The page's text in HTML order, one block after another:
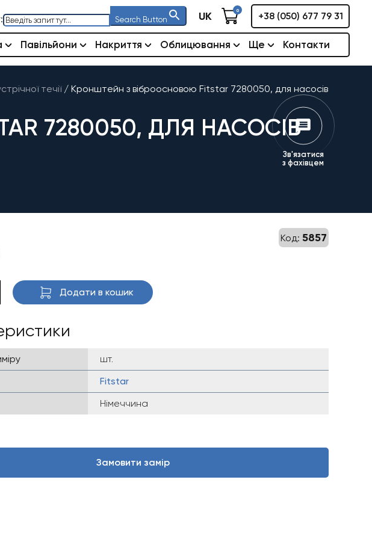
Search Button UK 0
+38 (050) 677 79 31
Павільйони Накриття Облицювання Ще Контакти
течії/ Кронштейн з віброосновою Fitstar 7280050, для насосів
7280050, ДЛЯ НАСОСІВ
Зв'язатися
з фахівцем
Код: 5857
Додати в кошик
шт.
Fitstar
Німеччина
Замовити замір